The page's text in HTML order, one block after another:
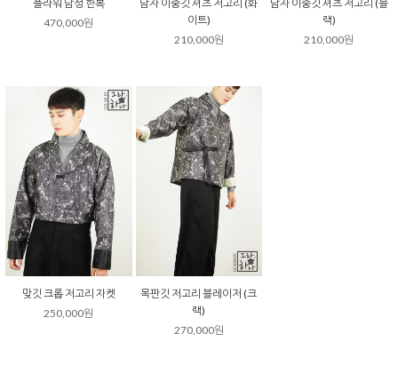
플라워 남성 한복
470,000원
남자 이중깃 셔츠 저고리 (화
이트)
210,000원
남자 이중깃 셔츠 저고리 (블
랙)
210,000원
맞깃 크롭 저고리 자켓
250,000원
목판깃 저고리 블레이저 (크
랙)
270,000원